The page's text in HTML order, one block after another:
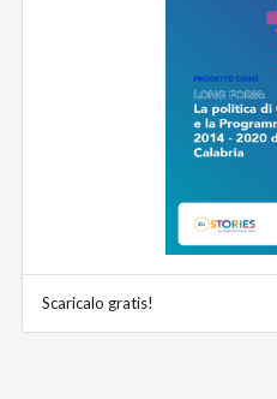
Scaricalo gratis!